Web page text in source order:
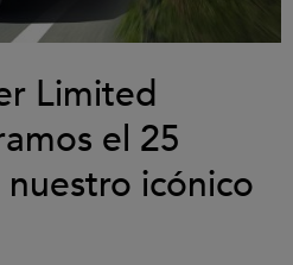
Limited
el 25
icónico